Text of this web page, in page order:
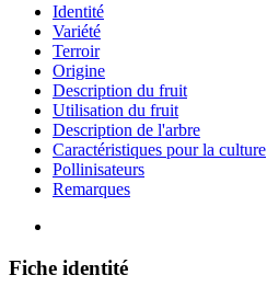
Identité
Variété
Terroir
Origine
Description du fruit
Utilisation du fruit
Description de l'arbre
Caractéristiques pour la culture
Pollinisateurs
Remarques
Fiche identité